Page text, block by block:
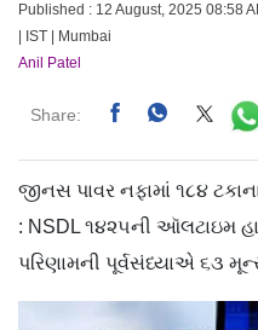
Published : 12 August, 2025 08:58
| IST | Mumbai
Anil Patel
Share:
જીનસ પાવર નફામાં ૧૮૪
: NSDL ૧૪૨૫ની ઑલટાઇમ
પરિણામની પૂર્વસંધ્યાએ ૬૩